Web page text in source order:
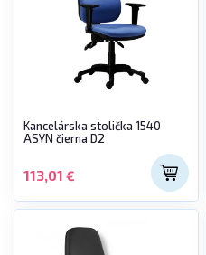
Kancelárska stolička 1540
ASYN čierna D2
113,01 €